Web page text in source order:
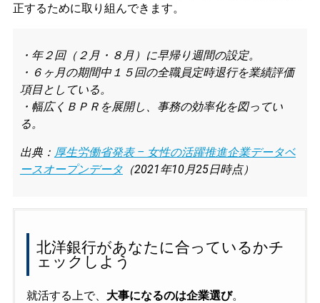
正するために取り組んできます。
・年２回（２月・８月）に早帰り週間の設定。
・６ヶ月の期間中１５回の全職員定時退行を業績評価
項目としている。
・幅広くＢＰＲを展開し、事務の効率化を図ってい
る。
出典： 厚生労働省発表 – 女性の活躍推進企業データベ
ースオープンデータ（2021年10月25日時点）
北洋銀行があなたに合っているかチ
ェックしよう
就活する上で、 大事になるのは企業選び。